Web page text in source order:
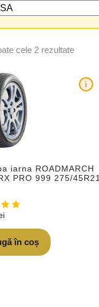
cele 2 rezultate
iarna ROADMARCH
PRO 999 275/45R21
i
în coș